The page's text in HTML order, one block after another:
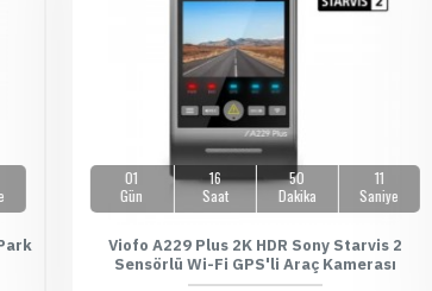
01
Gün
16
Saat
50
Dakika
10
Saniye
Viofo A229 Plus 2K HDR Sony Starvis 2
Sensörlü Wi-Fi GPS'li Araç Kamerası